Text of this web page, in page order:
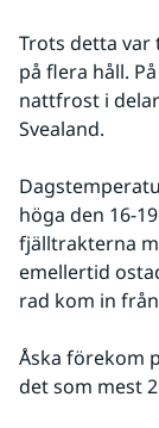
Trots detta var
på flera håll.
nattfrost i
Svealand.
höga den 16-
fjälltrakterna
emellertid
rad kom in
Åska förekom
det som mest